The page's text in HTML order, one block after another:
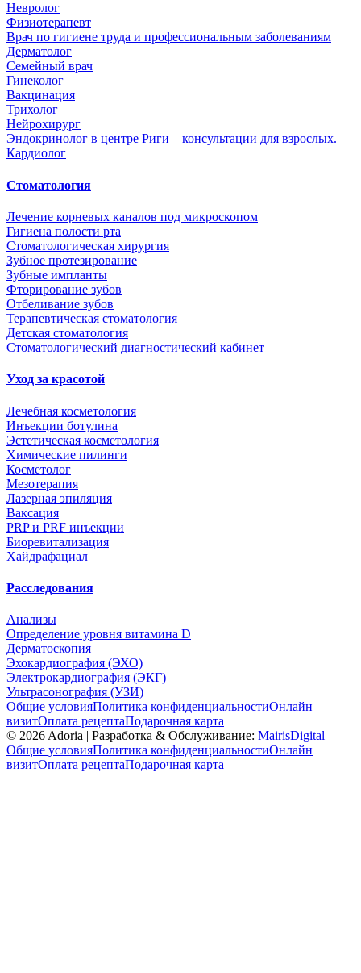
Невролог
Физиотерапевт
Врач по гигиене труда и профессиональным заболеваниям
Дерматолог
Семейный врач
Гинеколог
Вакцинация
Трихолог
Нейрохирург
Эндокринолог в центре Риги – консультации для взрослых.
Кардиолог
Стоматология
Лечение корневых каналов под микроскопом
Гигиена полости рта
Стоматологическая хирургия
Зубное протезирование
Зубные импланты
Фторирование зубов
Отбеливание зубов
Терапевтическая стоматология
Детская стоматология
Стоматологический диагностический кабинет
Уход за красотой
Лечебная косметология
Инъекции ботулина
Эстетическая косметология
Химические пилинги
Косметолог
Мезотерапия
Лазерная эпиляция
Ваксация
PRP и PRF инъекции
Биоревитализация
Хайдрафациал
Расследования
Анализы
Определение уровня витамина D
Дерматоскопия
Эхокардиография (ЭХО)
Электрокардиография (ЭКГ)
Ультрасонография (УЗИ)
Общие условияПолитика конфиденциальностиОнлайн
визитОплата рецептаПодарочная карта
© 2026 Adoria | Разработка & Обслуживание: MairisDigital
Общие условияПолитика конфиденциальностиОнлайн
визитОплата рецептаПодарочная карта